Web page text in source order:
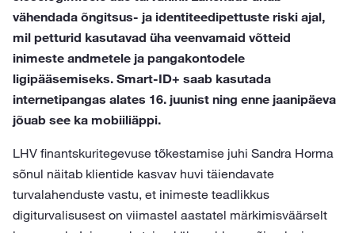
vähendada õngitsus- ja identiteedipettuste riski ajal,
mil petturid kasutavad üha veenvamaid võtteid
inimeste andmetele ja pangakontodele
ligipääsemiseks. Smart-ID+ saab kasutada
internetipangas alates 16. juunist ning enne jaanipäeva
jõuab see ka mobiiliäppi.
LHV finantskuritegevuse tõkestamise juhi Sandra Horma
sõnul näitab klientide kasvav huvi täiendavate
turvalahenduste vastu, et inimeste teadlikkus
digiturvalisusest on viimastel aastatel märkimisväärselt